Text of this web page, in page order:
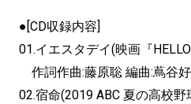
●[CD収録内容]
01.イエスタデイ(映画『
作詞作曲:藤原聡 編曲:蔦谷
02.宿命(2019 ABC 夏の高校